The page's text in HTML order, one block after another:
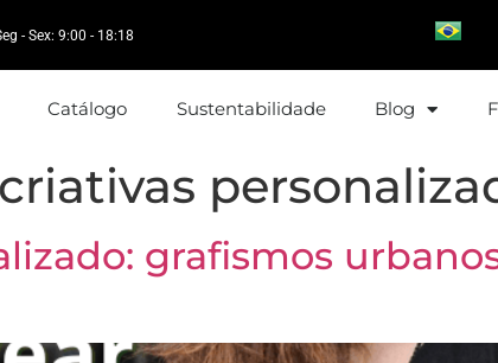
- Sex: 9:00 - 18:18
Catálogo Sustentabilidade Blog
grafismos